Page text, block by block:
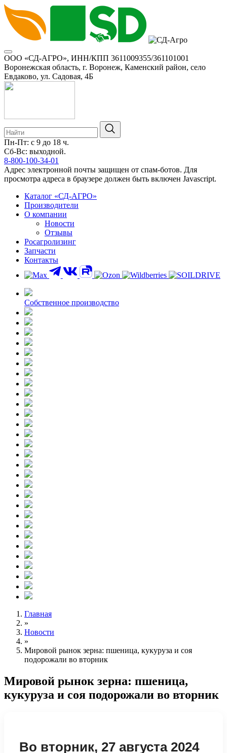
ООО «СД-АГРО», ИНН/КПП 3611009355/361101001
Воронежская область, г. Воронеж, Каменский район, село
Евдаково, ул. Садовая, 4Б
Пн-Пт: с 9 до 18 ч.
Сб-Вс: выходной.
8-800-100-34-01
Адрес электронной почты защищен от спам-ботов. Для
просмотра адреса в браузере должен быть включен Javascript.
Каталог «СД-АГРО»
Производители
О компании
Новости
Отзывы
Росагролизинг
Запчасти
Контакты
Собственное производство
Главная
»
Новости
»
Мировой рынок зерна: пшеница, кукуруза и соя
подорожали во вторник
Мировой рынок зерна: пшеница,
кукуруза и соя подорожали во вторник
Во вторник, 27 августа 2024